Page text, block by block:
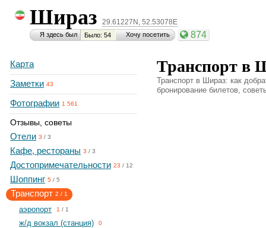
Шираз 29.61227N, 52.53078E
Я здесь был Было: 54 Хочу посетить 874
Карта
Заметки 43
Фотографии 1 561
Отзывы, советы
Отели 3 / 3
Кафе, рестораны 3 / 3
Достопримечательности 23 / 12
Шоппинг 5 / 5
Транспорт 2 / 1
aэропорт 1 / 1
ж/д вокзал (станция) 0
Транспорт в
Транспорт в Шираз: как
бронирование билетов,
Button